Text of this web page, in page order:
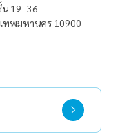
19–36
ทพมหานคร 10900